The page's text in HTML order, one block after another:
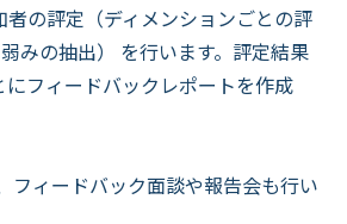
の評定（ディメンションごとの評
みの抽出） を行います。評定結果
にフィードバックレポートを作成
フィードバック面談や報告会も行い